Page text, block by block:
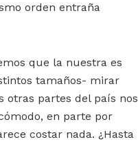
orden entraña
que la nuestra es
tamaños- mirar
otras partes del país nos
en parte por
costar nada. ¿Hasta